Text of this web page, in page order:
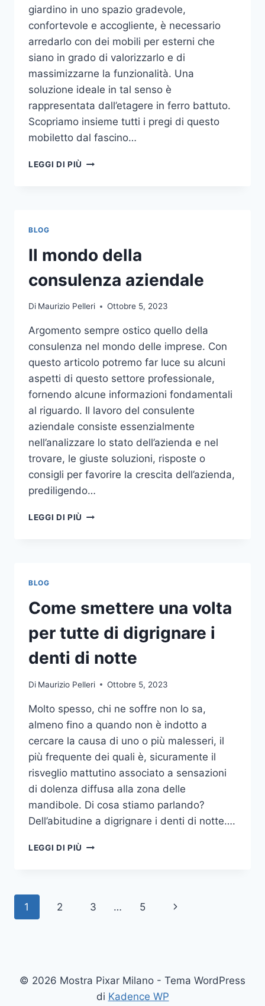
giardino in uno spazio gradevole,
confortevole e accogliente, è necessario
arredarlo con dei mobili per esterni che
siano in grado di valorizzarlo e di
massimizzarne la funzionalità. Una
soluzione ideale in tal senso è
rappresentata dall’etagere in ferro battuto.
Scopriamo insieme tutti i pregi di questo
mobiletto dal fascino…
LEGGI DI PIÙ ETAGERE
PER
L’ARREDO
GIARDINO
BLOG
Il mondo della
consulenza aziendale
Di Maurizio Pelleri Ottobre 5, 2023
Argomento sempre ostico quello della
consulenza nel mondo delle imprese. Con
questo articolo potremo far luce su alcuni
aspetti di questo settore professionale,
fornendo alcune informazioni fondamentali
al riguardo. Il lavoro del consulente
aziendale consiste essenzialmente
nell’analizzare lo stato dell’azienda e nel
trovare, le giuste soluzioni, risposte o
consigli per favorire la crescita dell’azienda,
prediligendo…
LEGGI DI PIÙ IL
BLOG
Come smettere una volta
per tutte di digrignare i
denti di notte
Di Maurizio Pelleri Ottobre 5, 2023
Molto spesso, chi ne soffre non lo sa,
almeno fino a quando non è indotto a
cercare la causa di uno o più malesseri, il
più frequente dei quali è, sicuramente il
risveglio mattutino associato a sensazioni
di dolenza diffusa alla zona delle
mandibole. Di cosa stiamo parlando?
Dell’abitudine a digrignare i denti di notte….
LEGGI DI PIÙ COME
TUTTE
NOTTE
Navigazione
1 2 3 … 5
Pagina
© 2026 Mostra Pixar Milano - Tema WordPress
di Kadence WP